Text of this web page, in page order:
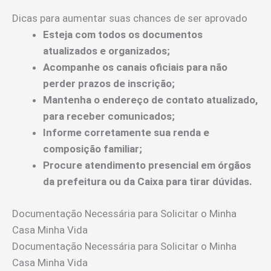
Dicas para aumentar suas chances de ser aprovado
Esteja com todos os documentos
atualizados e organizados;
Acompanhe os canais oficiais para não
perder prazos de inscrição;
Mantenha o endereço de contato atualizado,
para receber comunicados;
Informe corretamente sua renda e
composição familiar;
Procure atendimento presencial em órgãos
da prefeitura ou da Caixa para tirar dúvidas.
Documentação Necessária para Solicitar o Minha
Casa Minha Vida
Documentação Necessária para Solicitar o Minha
Casa Minha Vida